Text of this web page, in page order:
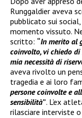
Runggaldier aveva
pubblicato sui
momento vissuto.
scritto: “In merito al
coinvolto, vi chiedo
mia necessità di
aveva rivolto un
tragedia e ai loro
persone coinvolte e
sensibilità”. L’ex
rilasciare interviste